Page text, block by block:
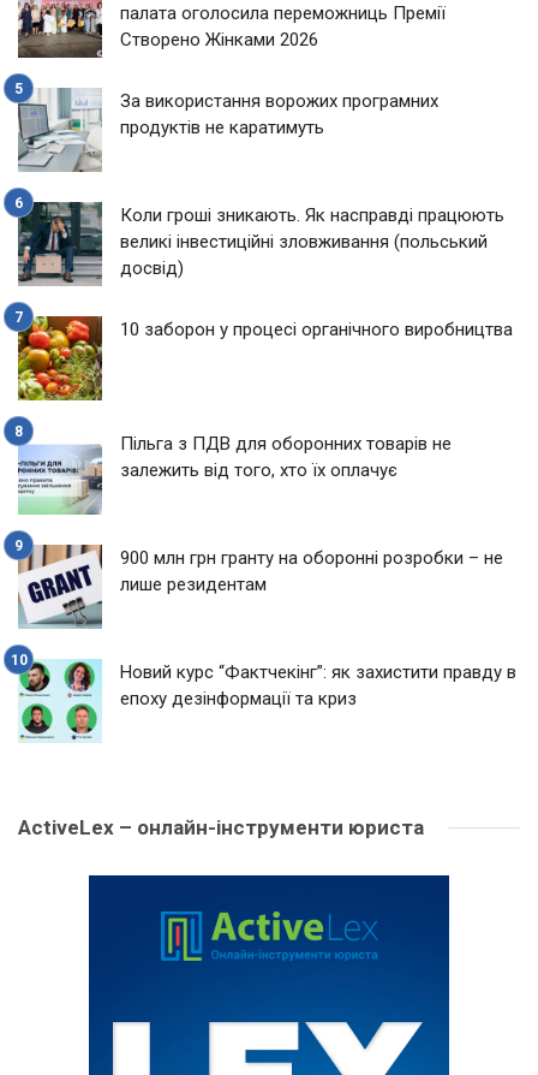
палата оголосила переможниць Премії
Створено Жінками 2026
За використання ворожих програмних
продуктів не каратимуть
Коли гроші зникають. Як насправді працюють
великі інвестиційні зловживання (польський
досвід)
10 заборон у процесі органічного виробництва
Пільга з ПДВ для оборонних товарів не
залежить від того, хто їх оплачує
900 млн грн гранту на оборонні розробки – не
лише резидентам
Новий курс “Фактчекінг”: як захистити правду в
епоху дезінформації та криз
ActiveLex – онлайн-інструменти юриста